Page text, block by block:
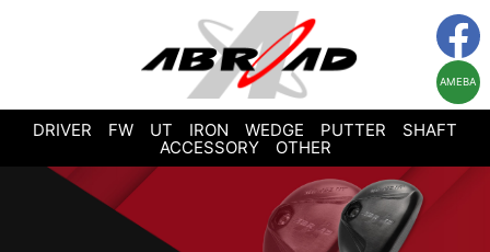
AMEBA
DRIVER FW UT IRON WEDGE PUTTER
SHAFT
ACCESSORY
OTHER